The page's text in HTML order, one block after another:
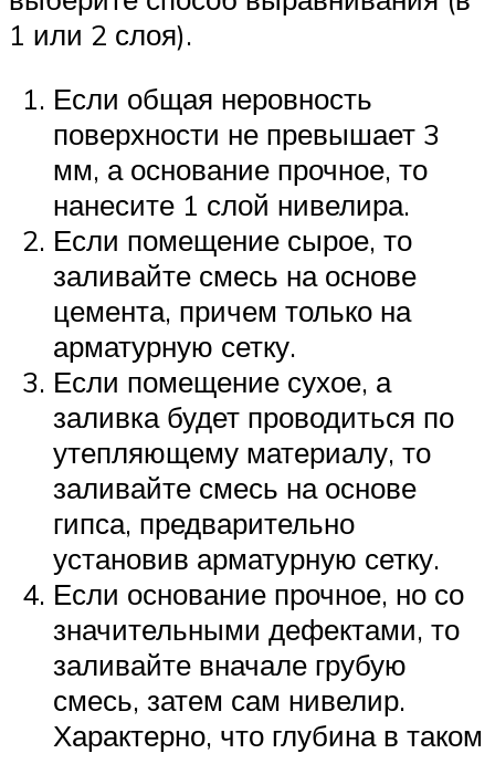
1 или 2 слоя).
Если общая неровность
поверхности не превышает 3
мм, а основание прочное, то
нанесите 1 слой нивелира.
Если помещение сырое, то
заливайте смесь на основе
цемента, причем только на
арматурную сетку.
Если помещение сухое, а
заливка будет проводиться по
утепляющему материалу, то
заливайте смесь на основе
гипса, предварительно
установив арматурную сетку.
Если основание прочное, но со
значительными дефектами, то
заливайте вначале грубую
смесь, затем сам нивелир.
Характерно, что глубина в таком